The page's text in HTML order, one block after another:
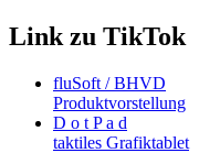
Link zu TikTok
fluSoft / BHVD
Produktvorstellung
D o t P a d
taktiles Grafiktablet